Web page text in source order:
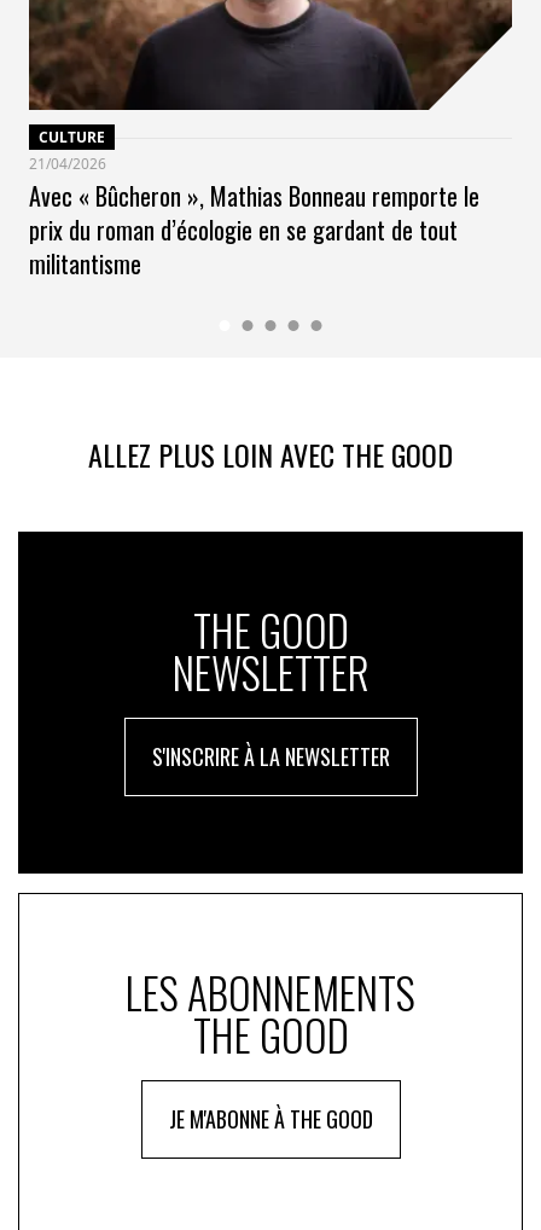
CULTURE
21/04/2026
Avec « Bûcheron », Mathias Bonneau remporte le
prix du roman d’écologie en se gardant de tout
militantisme
ALLEZ PLUS LOIN AVEC THE GOOD
THE GOOD
NEWSLETTER
S'INSCRIRE À LA NEWSLETTER
LES ABONNEMENTS
THE GOOD
JE M'ABONNE À THE GOOD